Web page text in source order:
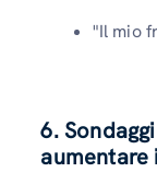
"Il mio
6.